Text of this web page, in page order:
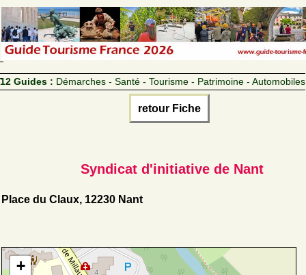
12 Guides : Démarches - Santé - Tourisme - Patrimoine - Automobiles
retour Fiche
Syndicat d'initiative de Nant
Place du Claux, 12230 Nant
+